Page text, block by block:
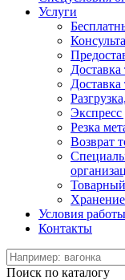
Услуги
Доставка
Доставка
Экспресс
Резка
Возврат
Условия работы
Контакты
Поиск по каталогу